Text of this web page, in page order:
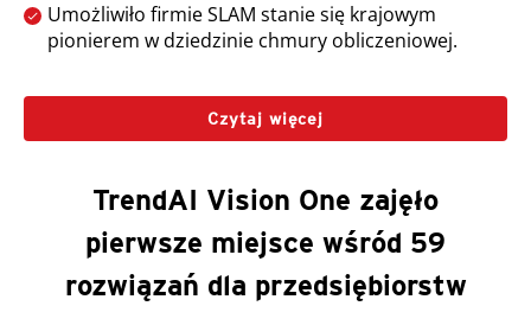
Umożliwiło firmie SLAM stanie się krajowym
pionierem w dziedzinie chmury obliczeniowej.
Czytaj więcej
TrendAI Vision One zajęło
pierwsze miejsce wśród 59
rozwiązań dla przedsiębiorstw